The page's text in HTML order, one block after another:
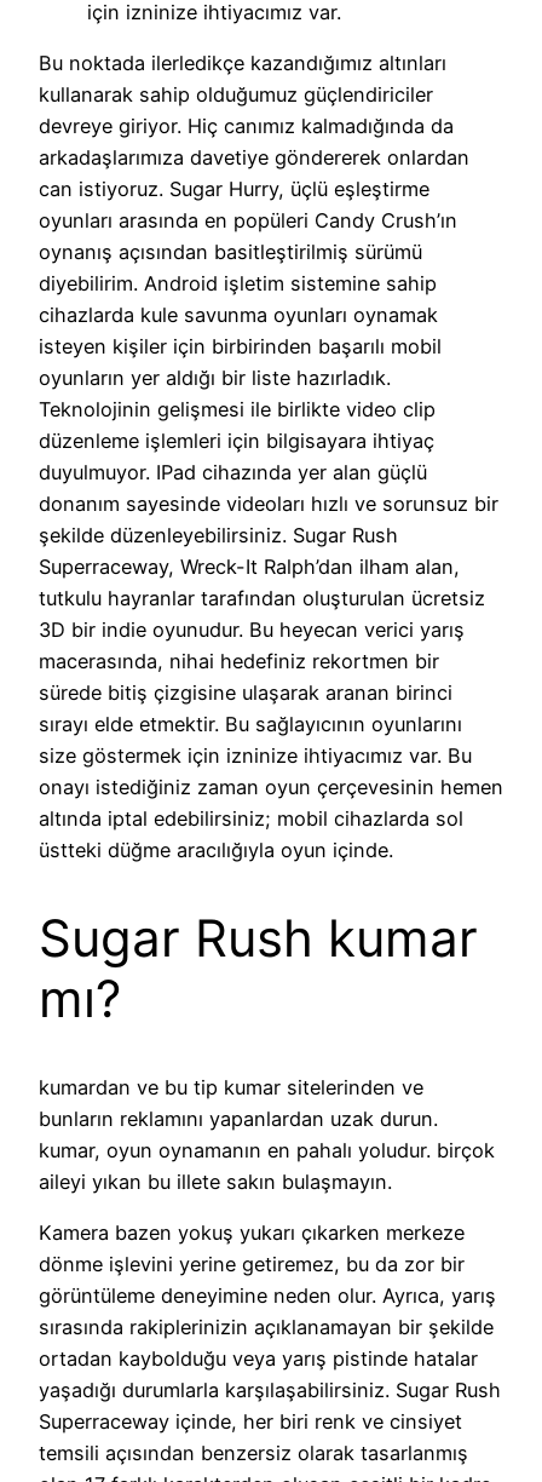
için izninize ihtiyacımız var.
Bu noktada ilerledikçe kazandığımız altınları
kullanarak sahip olduğumuz güçlendiriciler
devreye giriyor. Hiç canımız kalmadığında da
arkadaşlarımıza davetiye göndererek onlardan
can istiyoruz. Sugar Hurry, üçlü eşleştirme
oyunları arasında en popüleri Candy Crush’ın
oynanış açısından basitleştirilmiş sürümü
diyebilirim. Android işletim sistemine sahip
cihazlarda kule savunma oyunları oynamak
isteyen kişiler için birbirinden başarılı mobil
oyunların yer aldığı bir liste hazırladık.
Teknolojinin gelişmesi ile birlikte video clip
düzenleme işlemleri için bilgisayara ihtiyaç
duyulmuyor. IPad cihazında yer alan güçlü
donanım sayesinde videoları hızlı ve sorunsuz bir
şekilde düzenleyebilirsiniz. Sugar Rush
Superraceway, Wreck-It Ralph’dan ilham alan,
tutkulu hayranlar tarafından oluşturulan ücretsiz
3D bir indie oyunudur. Bu heyecan verici yarış
macerasında, nihai hedefiniz rekortmen bir
sürede bitiş çizgisine ulaşarak aranan birinci
sırayı elde etmektir. Bu sağlayıcının oyunlarını
size göstermek için izninize ihtiyacımız var. Bu
onayı istediğiniz zaman oyun çerçevesinin hemen
altında iptal edebilirsiniz; mobil cihazlarda sol
üstteki düğme aracılığıyla oyun içinde.
Sugar Rush kumar
mı?
kumardan ve bu tip kumar sitelerinden ve
bunların reklamını yapanlardan uzak durun.
kumar, oyun oynamanın en pahalı yoludur. birçok
aileyi yıkan bu illete sakın bulaşmayın.
Kamera bazen yokuş yukarı çıkarken merkeze
dönme işlevini yerine getiremez, bu da zor bir
görüntüleme deneyimine neden olur. Ayrıca, yarış
sırasında rakiplerinizin açıklanamayan bir şekilde
ortadan kaybolduğu veya yarış pistinde hatalar
yaşadığı durumlarla karşılaşabilirsiniz. Sugar Rush
Superraceway içinde, her biri renk ve cinsiyet
temsili açısından benzersiz olarak tasarlanmış